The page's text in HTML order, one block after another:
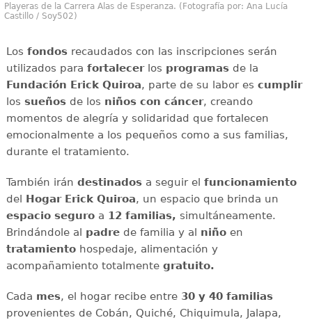
Playeras de la Carrera Alas de Esperanza. (Fotografía por: Ana Lucía
Castillo / Soy502)
Los fondosrecaudados con las inscripciones serán
utilizados para fortalecerlos programasde la
Fundación Erick Quiroa, parte de su labor es cumplir
los sueñosde los niños con cáncer, creando
momentos de alegría y solidaridad que fortalecen
emocionalmente a los pequeños como a sus familias,
durante el tratamiento.
También irán destinadosa seguir el funcionamiento
del Hogar Erick Quiroa, un espacio que brinda un
espacio seguroa 12 familias, simultáneamente.
Brindándole al padrede familia y al niñoen
tratamientohospedaje, alimentación y
acompañamiento totalmente gratuito.
Cada mes, el hogar recibe entre 30 y 40 familias
provenientes de Cobán, Quiché, Chiquimula, Jalapa,